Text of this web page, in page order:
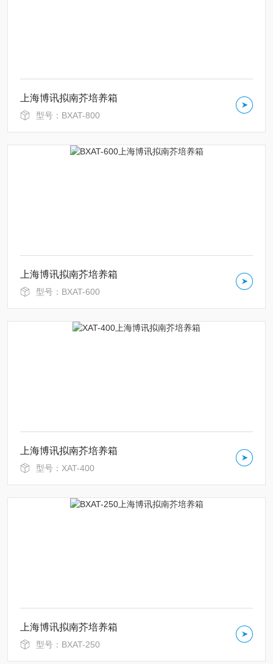
上海博讯拟南芥培养箱
型号：BXAT-800
上海博讯拟南芥培养箱
型号：BXAT-600
上海博讯拟南芥培养箱
型号：XAT-400
上海博讯拟南芥培养箱
型号：BXAT-250